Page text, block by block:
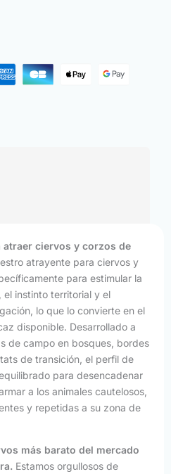
atraer ciervos y corzos de
atrayente para ciervos y
para estimular la
el instinto territorial y el
lo que lo convierte en el
disponible. Desarrollado a
de campo en bosques, bordes
de transición, el perfil de
para desencadenar
a los animales cautelosos,
y repetidas a su zona de
más barato del mercado
Estamos orgullosos de